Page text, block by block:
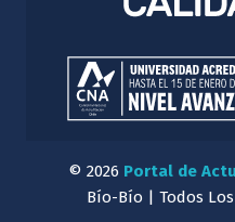
© 2026 Portal de
Bío-Bío | Todos